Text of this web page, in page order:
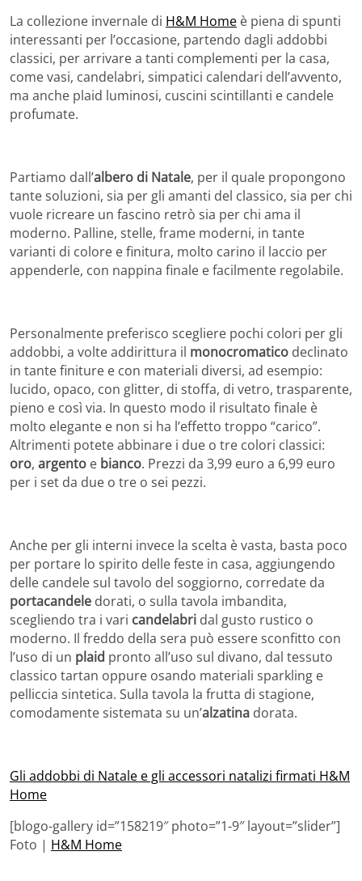
La collezione invernale di H&M Home è piena di spunti
interessanti per l’occasione, partendo dagli addobbi
classici, per arrivare a tanti complementi per la casa,
come vasi, candelabri, simpatici calendari dell’avvento,
ma anche plaid luminosi, cuscini scintillanti e candele
profumate.
Partiamo dall’albero di Natale, per il quale propongono
tante soluzioni, sia per gli amanti del classico, sia per chi
vuole ricreare un fascino retrò sia per chi ama il
moderno. Palline, stelle, frame moderni, in tante
varianti di colore e finitura, molto carino il laccio per
appenderle, con nappina finale e facilmente regolabile.
Personalmente preferisco scegliere pochi colori per gli
addobbi, a volte addirittura il monocromatico declinato
in tante finiture e con materiali diversi, ad esempio:
lucido, opaco, con glitter, di stoffa, di vetro, trasparente,
pieno e così via. In questo modo il risultato finale è
molto elegante e non si ha l’effetto troppo “carico”.
Altrimenti potete abbinare i due o tre colori classici:
oro, argento e bianco. Prezzi da 3,99 euro a 6,99 euro
per i set da due o tre o sei pezzi.
Anche per gli interni invece la scelta è vasta, basta poco
per portare lo spirito delle feste in casa, aggiungendo
delle candele sul tavolo del soggiorno, corredate da
portacandele dorati, o sulla tavola imbandita,
scegliendo tra i vari candelabri dal gusto rustico o
moderno. Il freddo della sera può essere sconfitto con
l’uso di un plaid pronto all’uso sul divano, dal tessuto
classico tartan oppure osando materiali sparkling e
pelliccia sintetica. Sulla tavola la frutta di stagione,
comodamente sistemata su un’alzatina dorata.
Gli addobbi di Natale e gli accessori natalizi firmati H&M
Home
[blogo-gallery id=”158219″ photo=”1-9″ layout=”slider”]
Foto | H&M Home